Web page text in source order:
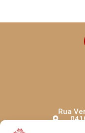
Rua